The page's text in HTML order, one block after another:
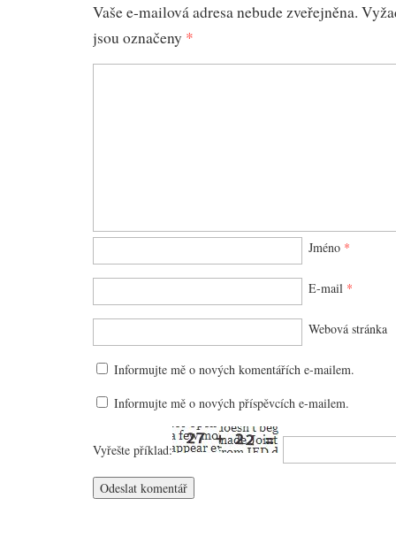
Vaše e-mailová adresa nebude zveřejněna.
jsou označeny *
Jméno *
E-mail *
Webová stránka
Informujte mě o nových komentářích e-mailem.
Informujte mě o nových příspěvcích e-mailem.
Vyřešte příklad: